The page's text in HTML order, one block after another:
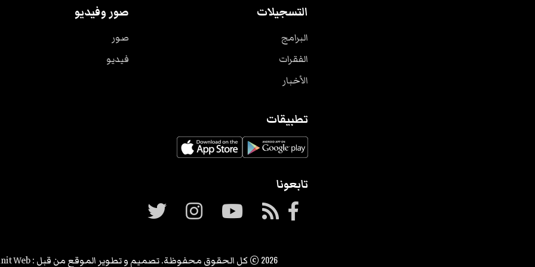
التسجيلات
البرامج
الفقرات
الأخبار
صور وفيديو
صور
فيديو
تطبيقات
تابعونا
2026 © كل الحقوق محفوظة. تصميم و تطوير الموقع من قبل :Web